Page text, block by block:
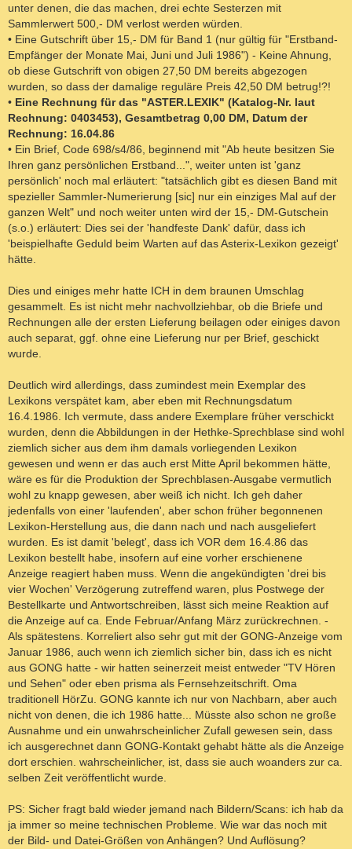
unter denen, die das machen, drei echte Sesterzen mit
Sammlerwert 500,- DM verlost werden würden.
• Eine Gutschrift über 15,- DM für Band 1 (nur gültig für "Erstband-
Empfänger der Monate Mai, Juni und Juli 1986") - Keine Ahnung,
ob diese Gutschrift von obigen 27,50 DM bereits abgezogen
wurden, so dass der damalige reguläre Preis 42,50 DM betrug!?!
• Eine Rechnung für das "ASTER.LEXIK" (Katalog-Nr. laut
Rechnung: 0403453), Gesamtbetrag 0,00 DM, Datum der
Rechnung: 16.04.86
• Ein Brief, Code 698/s4/86, beginnend mit "Ab heute besitzen Sie
Ihren ganz persönlichen Erstband...", weiter unten ist 'ganz
persönlich' noch mal erläutert: "tatsächlich gibt es diesen Band mit
spezieller Sammler-Numerierung [sic] nur ein einziges Mal auf der
ganzen Welt" und noch weiter unten wird der 15,- DM-Gutschein
(s.o.) erläutert: Dies sei der 'handfeste Dank' dafür, dass ich
'beispielhafte Geduld beim Warten auf das Asterix-Lexikon gezeigt'
hätte.
Dies und einiges mehr hatte ICH in dem braunen Umschlag
gesammelt. Es ist nicht mehr nachvollziehbar, ob die Briefe und
Rechnungen alle der ersten Lieferung beilagen oder einiges davon
auch separat, ggf. ohne eine Lieferung nur per Brief, geschickt
wurde.
Deutlich wird allerdings, dass zumindest mein Exemplar des
Lexikons verspätet kam, aber eben mit Rechnungsdatum
16.4.1986. Ich vermute, dass andere Exemplare früher verschickt
wurden, denn die Abbildungen in der Hethke-Sprechblase sind wohl
ziemlich sicher aus dem ihm damals vorliegenden Lexikon
gewesen und wenn er das auch erst Mitte April bekommen hätte,
wäre es für die Produktion der Sprechblasen-Ausgabe vermutlich
wohl zu knapp gewesen, aber weiß ich nicht. Ich geh daher
jedenfalls von einer 'laufenden', aber schon früher begonnenen
Lexikon-Herstellung aus, die dann nach und nach ausgeliefert
wurden. Es ist damit 'belegt', dass ich VOR dem 16.4.86 das
Lexikon bestellt habe, insofern auf eine vorher erschienene
Anzeige reagiert haben muss. Wenn die angekündigten 'drei bis
vier Wochen' Verzögerung zutreffend waren, plus Postwege der
Bestellkarte und Antwortschreiben, lässt sich meine Reaktion auf
die Anzeige auf ca. Ende Februar/Anfang März zurückrechnen. -
Als spätestens. Korreliert also sehr gut mit der GONG-Anzeige vom
Januar 1986, auch wenn ich ziemlich sicher bin, dass ich es nicht
aus GONG hatte - wir hatten seinerzeit meist entweder "TV Hören
und Sehen" oder eben prisma als Fernsehzeitschrift. Oma
traditionell HörZu. GONG kannte ich nur von Nachbarn, aber auch
nicht von denen, die ich 1986 hatte... Müsste also schon ne große
Ausnahme und ein unwahrscheinlicher Zufall gewesen sein, dass
ich ausgerechnet dann GONG-Kontakt gehabt hätte als die Anzeige
dort erschien. wahrscheinlicher, ist, dass sie auch woanders zur ca.
selben Zeit veröffentlicht wurde.
PS: Sicher fragt bald wieder jemand nach Bildern/Scans: ich hab da
ja immer so meine technischen Probleme. Wie war das noch mit
der Bild- und Datei-Größen von Anhängen? Und Auflösung?